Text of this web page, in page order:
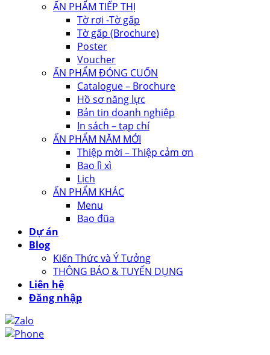
ẤN PHẨM TIẾP THỊ
Tờ rơi -Tờ gấp
Tờ gấp (Brochure)
Poster
Voucher
ẤN PHẨM ĐÓNG CUỐN
Catalogue – Brochure
Hồ sơ năng lực
Bản tin doanh nghiệp
In sách – tạp chí
ẤN PHẨM NĂM MỚI
Thiệp mời – Thiệp cảm ơn
Bao lì xì
Lịch
ẤN PHẨM KHÁC
Menu
Bao đũa
Dự án
Blog
Kiến Thức và Ý Tưởng
THÔNG BÁO & TUYỂN DỤNG
Liên hệ
Đăng nhập